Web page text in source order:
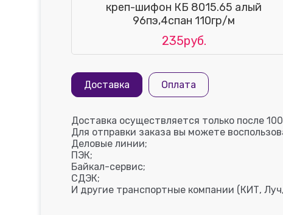
креп-шифон КБ 8015.65 алый
96пэ,4спан 110гр/м
235руб.
Доставка Оплата
Доставка осуществляется только после
Для отправки заказа вы можете
Деловые линии;
ПЭК;
Байкал-сервис;
СДЭК;
И другие транспортные компании (КИТ,